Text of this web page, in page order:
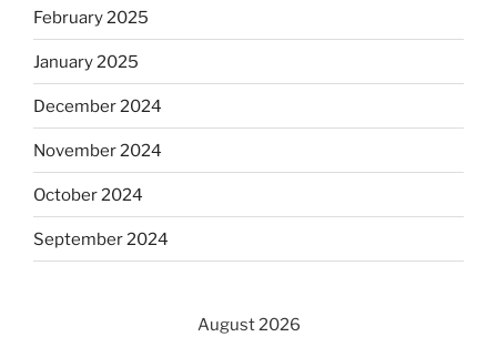
February 2025
January 2025
December 2024
November 2024
October 2024
September 2024
August 2026